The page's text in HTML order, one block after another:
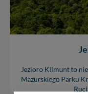
Jezioro Klimunt to
Mazurskiego Parku